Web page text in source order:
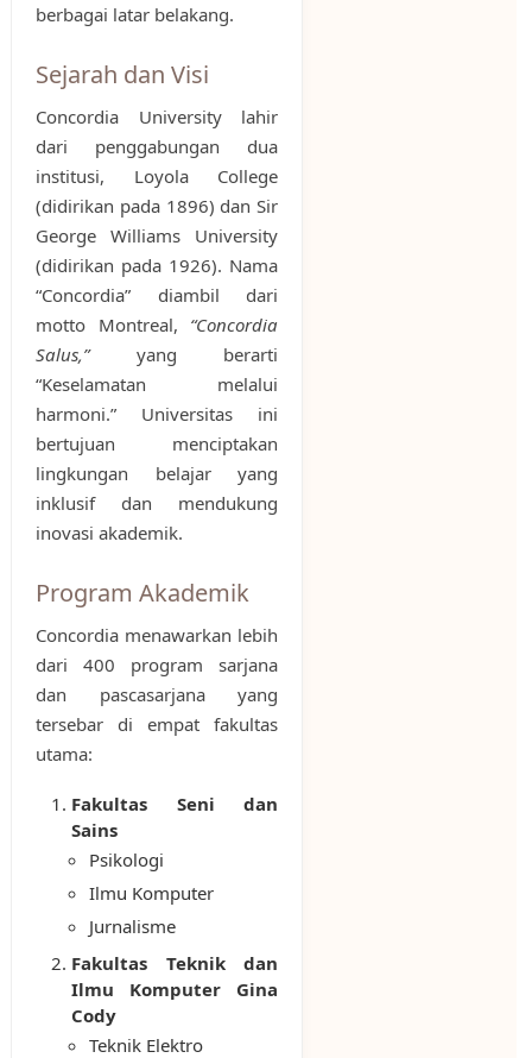
berbagai latar belakang.
Sejarah dan Visi
Concordia University lahir
dari penggabungan dua
institusi, Loyola College
(didirikan pada 1896) dan Sir
George Williams University
(didirikan pada 1926). Nama
“Concordia” diambil dari
motto Montreal, “Concordia
Salus,”yang berarti
“Keselamatan melalui
harmoni.” Universitas ini
bertujuan menciptakan
lingkungan belajar yang
inklusif dan mendukung
inovasi akademik.
Program Akademik
Concordia menawarkan lebih
dari 400 program sarjana
dan pascasarjana yang
tersebar di empat fakultas
utama:
Fakultas Seni dan
Sains
Psikologi
Ilmu Komputer
Jurnalisme
Fakultas Teknik dan
Ilmu Komputer Gina
Cody
Teknik Elektro